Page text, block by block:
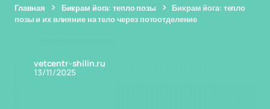
Главная Бикрам йога: тепло позы
Бикрам йога: тепло
позы и их влияние на тело через потоотделение
vetcentr-shilin.ru
13/11/2025